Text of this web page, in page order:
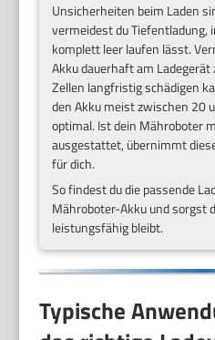
Unsicherheiten beim Laden
vermeidest du Tiefentladung,
komplett leer laufen lässt.
Akku dauerhaft am Ladegerät
Zellen langfristig schädigen
den Akku meist zwischen 20
optimal. Ist dein Mähroboter
ausgestattet, übernimmt
für dich.
So findest du die passende
Mähroboter-Akku und sorgst
leistungsfähig bleibt.
Typische